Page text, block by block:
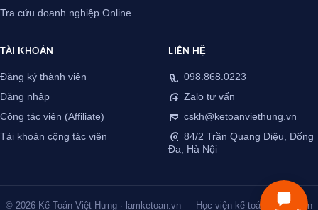
Tra cứu doanh nghiệp Online
TÀI KHOẢN
Đăng ký thành viên
Đăng nhập
Cộng tác viên (Affiliate)
Tài khoản cộng tác viên
LIÊN HỆ
098.868.0223
Zalo tư vấn
cskh@ketoanviethung.vn
84/2 Trần Quang Diệu, Đống
Đa, Hà Nội
© 2026 Kế Toán Việt Hưng · lamketoan.vn — Học viện kế toán thực chiến